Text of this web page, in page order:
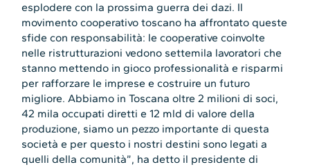
esplodere con la prossima guerra dei dazi. Il
movimento cooperativo toscano ha affrontato queste
sfide con responsabilità: le cooperative coinvolte
nelle ristrutturazioni vedono settemila lavoratori che
stanno mettendo in gioco professionalità e risparmi
per rafforzare le imprese e costruire un futuro
migliore. Abbiamo in Toscana oltre 2 milioni di soci,
42 mila occupati diretti e 12 mld di valore della
produzione, siamo un pezzo importante di questa
società e per questo i nostri destini sono legati a
quelli della comunità”, ha detto il presidente di